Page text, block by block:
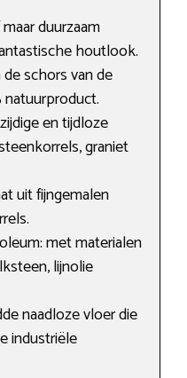
duurzaam
houtlook.
schors van de
en tijdloze
graniet
uit fijngemalen
met materialen
lijnolie
naadloze vloer die
industriële